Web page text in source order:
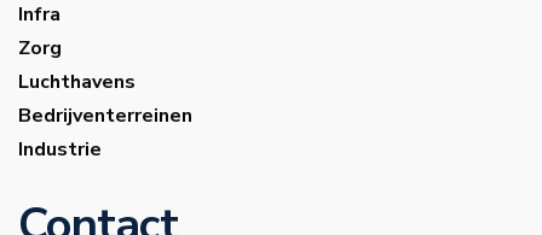
Infra
Zorg
Luchthavens
Bedrijventerreinen
Industrie